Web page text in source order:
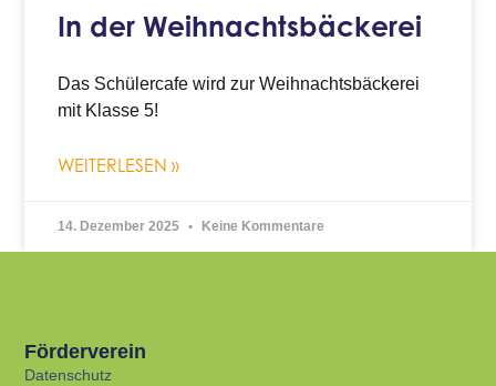
In der Weihnachtsbäckerei
Das Schülercafe wird zur Weihnachtsbäckerei
mit Klasse 5!
WEITERLESEN »
14. Dezember 2025 Keine Kommentare
Förderverein
Datenschutz